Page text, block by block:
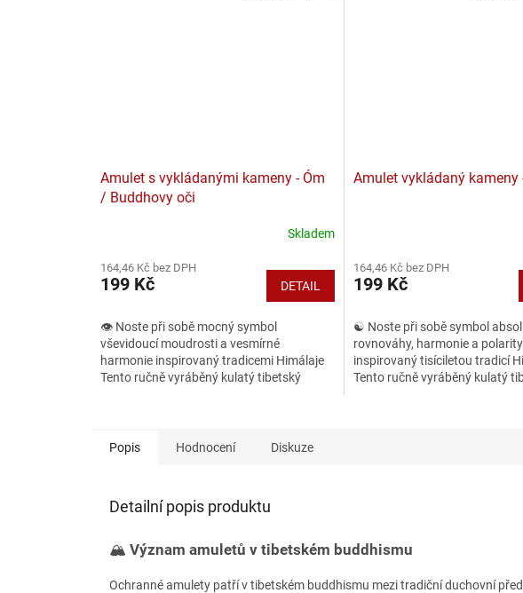
Amulet s vykládanými kameny - Óm
/ Buddhovy oči
Skladem
164,46 Kč bez DPH
199 Kč DETAIL
👁️ Noste při sobě mocný symbol
vševidoucí moudrosti a vesmírné
harmonie inspirovaný tradicemi Himálaje
Tento ručně vyráběný kulatý tibetský
Amulet vykládaný kameny
164,46 Kč bez DPH
199 Kč
☯️ Noste při sobě symbol
rovnováhy, harmonie a polarity
inspirovaný tisíciletou tradicí
Tento ručně vyráběný kulatý
Popis Hodnocení Diskuze
Detailní popis produktu
🏔️ Význam amuletů v tibetském buddhismu
Ochranné amulety patří v tibetském buddhismu mezi tradiční duchovní